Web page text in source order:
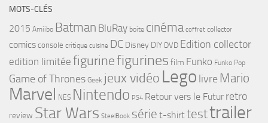
MOTS-CLÉS
2015 Amiibo Batman BluRay boite cinéma coffret collector
comics console critique cuisine DC Disney DIY DVD Edition collector
edition limitée figurinefigurines film Funko Funko Pop
Game of Thrones Geek jeux vidéo Lego livre Mario
Marvel NES Nintendo PS4 Retour vers le Futur retro
review Star Wars SteelBook série t-shirttesttrailer